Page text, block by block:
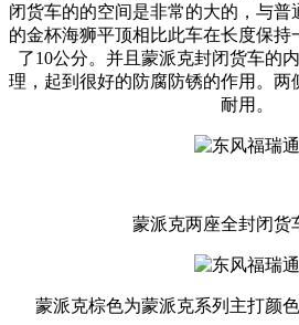
闭货车的的空间是非常的大的，与普
的金杯海狮平顶相比此车在长度保
了10公分。并且蒙派克封闭货车的
理，起到很好的防腐防锈的作用。两
耐用。
蒙派克两座全封闭货
蒙派克棕色为蒙派克系列主打颜